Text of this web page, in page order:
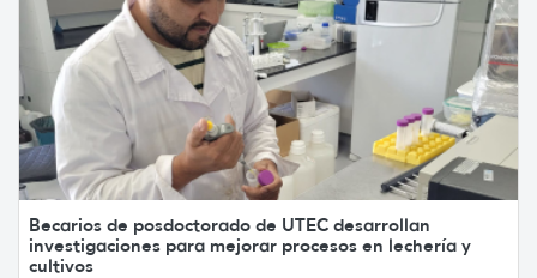
Becarios de posdoctorado de UTEC desarrollan
investigaciones para mejorar procesos en lechería y
cultivos